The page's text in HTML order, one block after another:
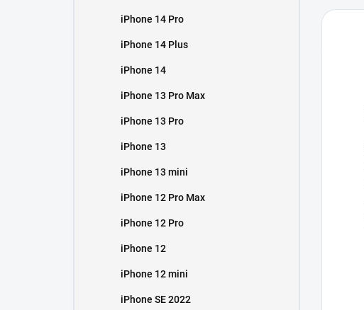
iPhone 14 Pro
iPhone 14 Plus
iPhone 14
iPhone 13 Pro Max
iPhone 13 Pro
iPhone 13
iPhone 13 mini
iPhone 12 Pro Max
iPhone 12 Pro
iPhone 12
iPhone 12 mini
iPhone SE 2022